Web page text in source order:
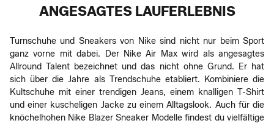
ANGESAGTES LAUFERLEBNIS
Turnschuhe und Sneakers von Nike sind nicht nur beim Sport
ganz vorne mit dabei. Der Nike Air Max wird als angesagtes
Allround Talent bezeichnet und das nicht ohne Grund. Er hat
sich über die Jahre als Trendschuhe etabliert. Kombiniere die
Kultschuhe mit einer trendigen Jeans, einem knalligen T-Shirt
und einer kuscheligen Jacke zu einem Alltagslook. Auch für die
knöchelhohen Nike Blazer Sneaker Modelle findest du vielfältige